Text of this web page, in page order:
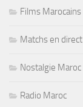
Films Marocains
Matchs en direct
Nostalgie Maroc
Radio Maroc